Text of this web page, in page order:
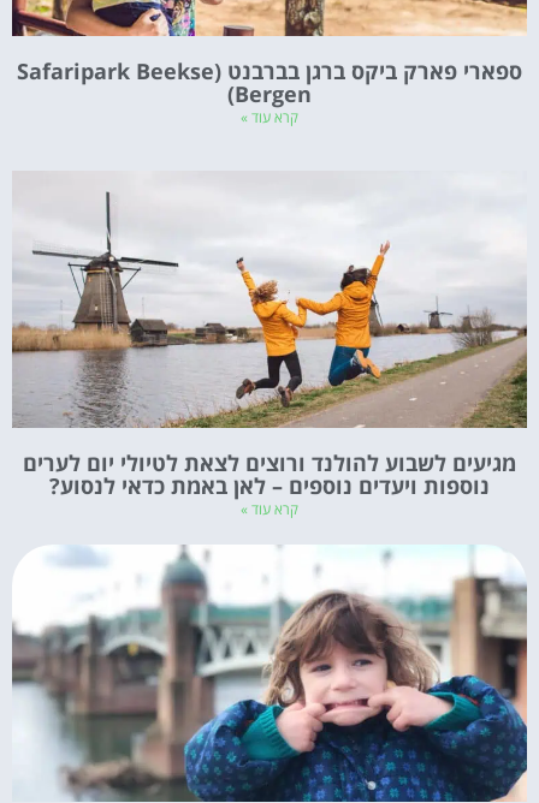
ספארי פארק ביקס ברגן בברבנט (Safaripark Beekse
Bergen)
קרא עוד »
מגיעים לשבוע להולנד ורוצים לצאת לטיולי יום לערים
נוספות ויעדים נוספים – לאן באמת כדאי לנסוע?
קרא עוד »